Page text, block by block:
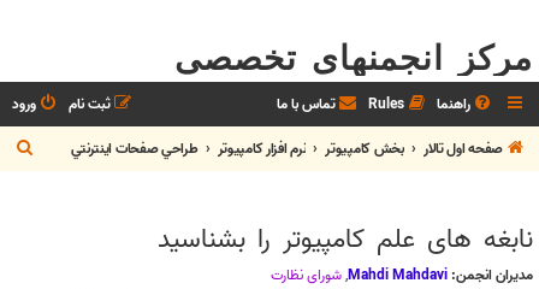
مرکز انجمنهای تخصصی
راهنما Rules تماس با ما ورود
ثبت نام
صفحه اول تالار
بخش كامپيوتر نرم افزار كامپيوتر طراحي صفحات اينترنتي
س
نابغه های علم کامپیوتر را بشناسید
مدیران انجمن: Mahdi Mahdavi
,شوراي نظارت